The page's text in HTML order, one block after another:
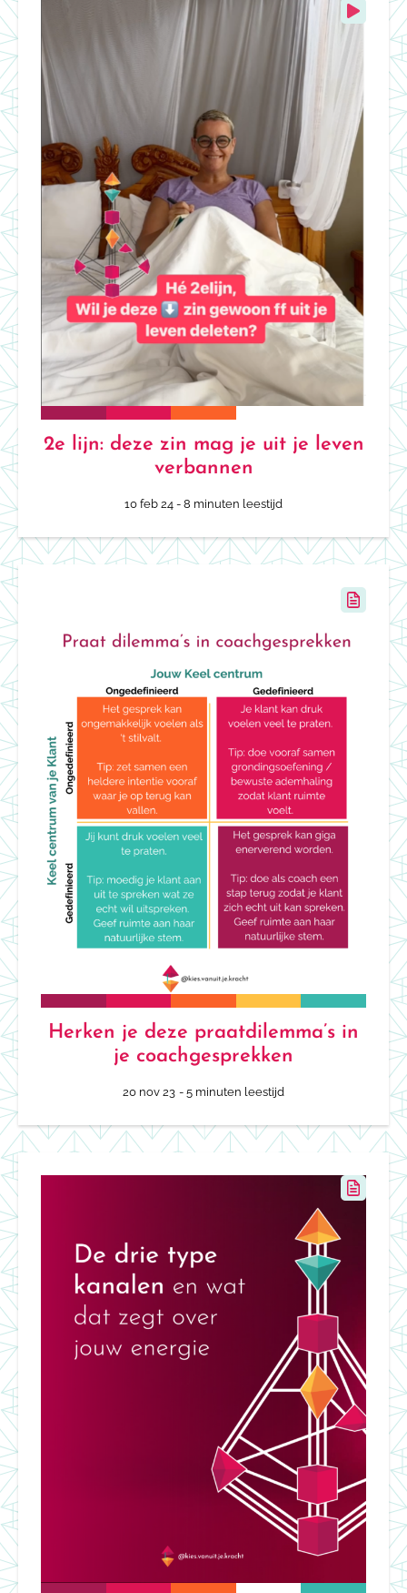
2e lijn: deze zin mag je uit je leven
verbannen
10 feb 24 - 8 minuten leestijd
Herken je deze praatdilemma’s in
je coachgesprekken
20 nov 23 - 5 minuten leestijd